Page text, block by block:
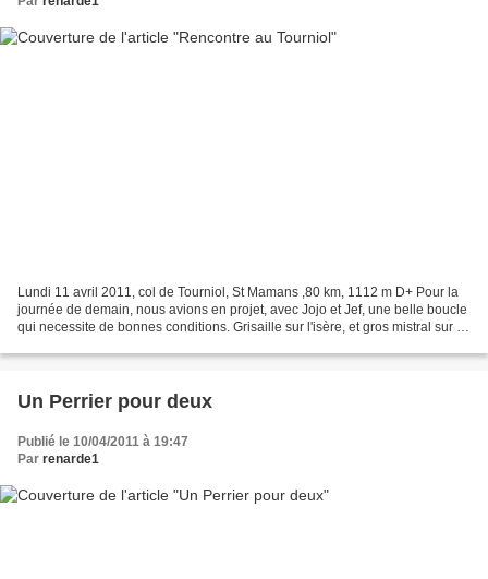
Lundi 11 avril 2011, col de Tourniol, St Mamans ,80 km, 1112 m D+ Pour la
journée de demain, nous avions en projet, avec Jojo et Jef, une belle boucle
qui necessite de bonnes conditions. Grisaille sur l'isère, et gros mistral sur la
Un Perrier pour deux
Publié le 10/04/2011 à 19:47
Par renarde1